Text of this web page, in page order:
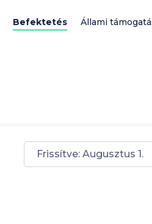
Befektetés Állami
Frissítve: Augusztus 1.